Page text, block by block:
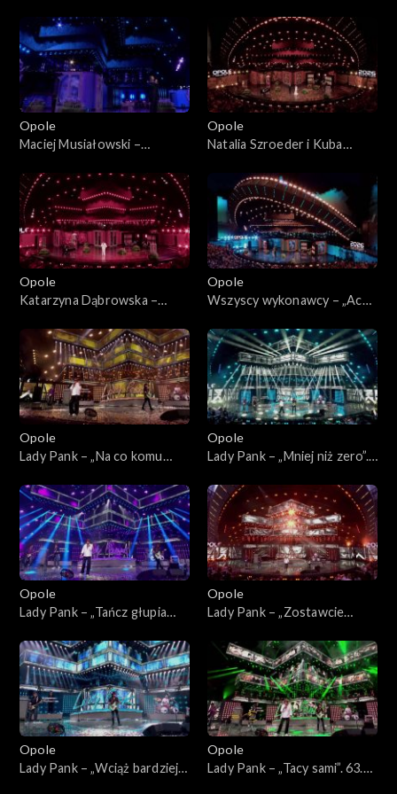
będzie...”. Koncert w hołdzie
Magdzie Umer i Agnieszce
Osieckiej
będzie...”. Koncert w hołdzie
Magdzie Umer i Agnieszce
Osieckiej
Opole
Maciej Musiałowski –
„Kiedy mnie już nie będzie...”.
Koncert w hołdzie Magdzie
Umer i Agnieszce Osieckiej
Opole
Natalia Szroeder i Kuba
płomieniach liści”. 63. KFPP:
„Kiedy mnie już nie będzie...”.
Koncert w hołdzie Magdzie
Umer i Agnieszce Osieckiej
Opole
Katarzyna Dąbrowska –
„Kiedy mnie już nie będzie...”.
Koncert w hołdzie Magdzie
Umer i Agnieszce Osieckiej
Opole
Wszyscy wykonawcy – „Ach
„Kiedy mnie już nie będzie...”.
Koncert w hołdzie Magdzie
Umer i Agnieszce Osieckiej
Opole
Lady Pank – „Na co komu
lecia zespołu Lady Pank
Opole
Lady Pank – „Mniej niż zero”.
zespołu Lady Pank
Opole
Lady Pank – „Tańcz głupia
45-lecia zespołu Lady Pank
Opole
Lady Pank – „Zostawcie
45-lecia zespołu Lady Pank
Opole
Lady Pank – „Wciąż bardziej
Opole
Lady Pank – „Tacy sami”. 63.